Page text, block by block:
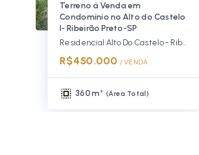
Terreno á Venda em
Condomínio no Alto do Castelo
I- Ribeirão Preto-SP
Residencial Alto Do Castelo - Ribeirão Preto/SP
R$450.000 / VENDA
360 m² (Área Total )